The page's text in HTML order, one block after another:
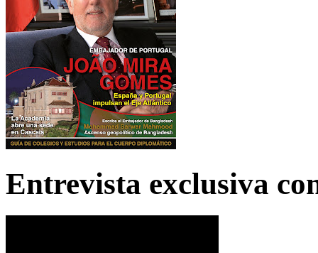
Entrevista exclusiva